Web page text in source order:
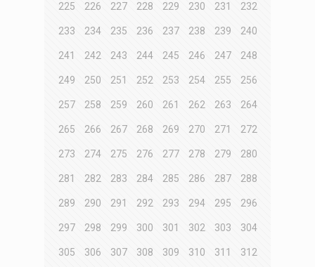
225 226 227 228 229 230 231 232
233 234 235 236 237 238 239 240
241 242 243 244 245 246 247 248
249 250 251 252 253 254 255 256
257 258 259 260 261 262 263 264
265 266 267 268 269 270 271 272
273 274 275 276 277 278 279 280
281 282 283 284 285 286 287 288
289 290 291 292 293 294 295 296
297 298 299 300 301 302 303 304
305 306 307 308 309 310 311 312